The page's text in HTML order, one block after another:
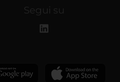
Segui su